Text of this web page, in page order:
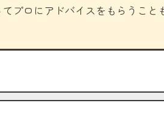
プロにアドバイスをもらうこと